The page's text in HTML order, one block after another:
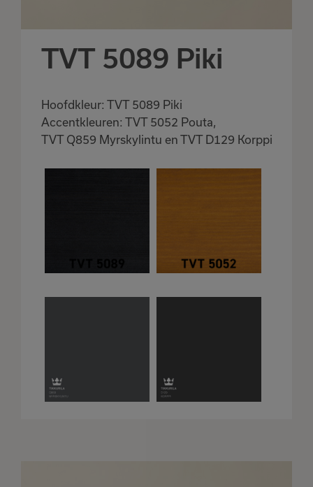
TVT 5089 Piki
Hoofdkleur: TVT 5089 Piki
Accentkleuren: TVT 5052 Pouta,
TVT Q859 Myrskylintu en TVT D129 Korppi
Het product is